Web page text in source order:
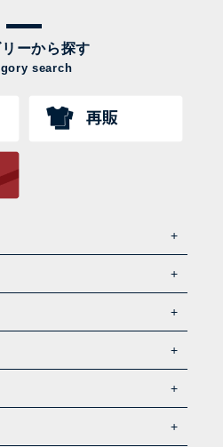
ーから探す
search